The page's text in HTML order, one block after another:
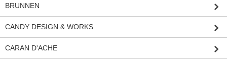
BRUNNEN
CANDY DESIGN & WORKS
CARAN D'ACHE